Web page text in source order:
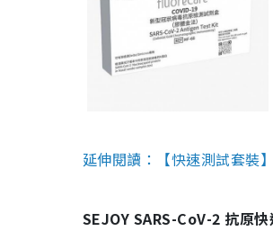
延伸閱讀：【快速測試套裝
SEJOY SARS-CoV-2 抗原